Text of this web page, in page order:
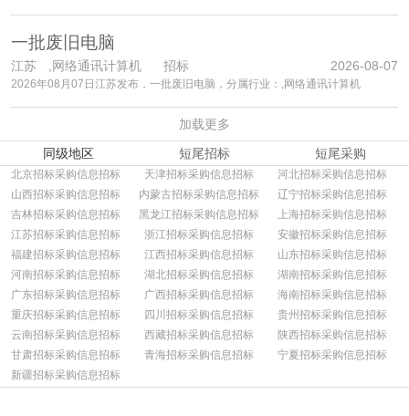
一批废旧电脑
江苏 ,网络通讯计算机 招标 2026-08-07
2026年08月07日江苏发布，一批废旧电脑，分属行业：,网络通讯计算机
加载更多
同级地区
短尾招标 短尾采购
北京招标采购信息招标 天津招标采购信息招标
河北招标采购信息招标
山西招标采购信息招标
内蒙古招标采购信息招标
辽宁招标采购信息招标
吉林招标采购信息招标
黑龙江招标采购信息招标
上海招标采购信息招标
江苏招标采购信息招标
浙江招标采购信息招标
安徽招标采购信息招标
福建招标采购信息招标
江西招标采购信息招标
山东招标采购信息招标
河南招标采购信息招标
湖北招标采购信息招标
湖南招标采购信息招标
广东招标采购信息招标
广西招标采购信息招标
海南招标采购信息招标
重庆招标采购信息招标
四川招标采购信息招标
贵州招标采购信息招标
云南招标采购信息招标
西藏招标采购信息招标
陕西招标采购信息招标
甘肃招标采购信息招标
青海招标采购信息招标
宁夏招标采购信息招标
新疆招标采购信息招标